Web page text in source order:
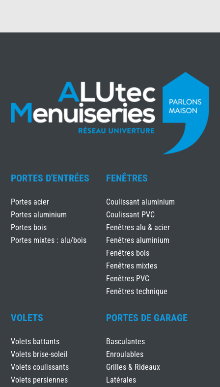
PORTES D'ENTRÉES
Portes acier
Portes aluminium
Portes bois
Portes mixtes : alu/bois
FENÊTRES
Coulissant aluminium
Coulissant PVC
Fenêtres alu & acier
Fenêtres aluminium
Fenêtres bois
Fenêtres mixtes
Fenêtres PVC
Fenêtres technique
VOLETS
Volets battants
Volets brise-soleil
Volets coulissants
Volets persiennes
PORTES DE GARAGE
Basculantes
Enroulables
Grilles & Rideaux
Latérales